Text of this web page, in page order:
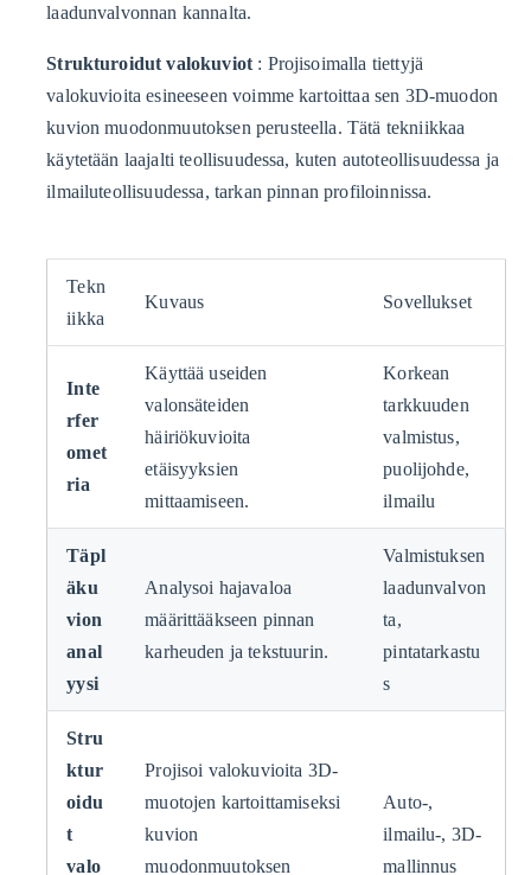
laadunvalvonnan kannalta.
Strukturoidut valokuviot : Projisoimalla tiettyjä
valokuvioita esineeseen voimme kartoittaa sen 3D-muodon
kuvion muodonmuutoksen perusteella. Tätä tekniikkaa
käytetään laajalti teollisuudessa, kuten autoteollisuudessa ja
ilmailuteollisuudessa, tarkan pinnan profiloinnissa.
Tekn
iikka
Kuvaus Sovellukset
Inte
rfer
omet
ria
Käyttää useiden
valonsäteiden
häiriökuvioita
etäisyyksien
mittaamiseen.
Korkean
tarkkuuden
valmistus,
puolijohde,
ilmailu
Täpl
äku
vion
anal
yysi
Analysoi hajavaloa
määrittääkseen pinnan
karheuden ja tekstuurin.
Valmistuksen
laadunvalvon
ta,
pintatarkastu
s
Stru
ktur
oidu
t
valo
Projisoi valokuvioita 3D-
muotojen kartoittamiseksi
kuvion
muodonmuutoksen
Auto-,
ilmailu-, 3D-
mallinnus